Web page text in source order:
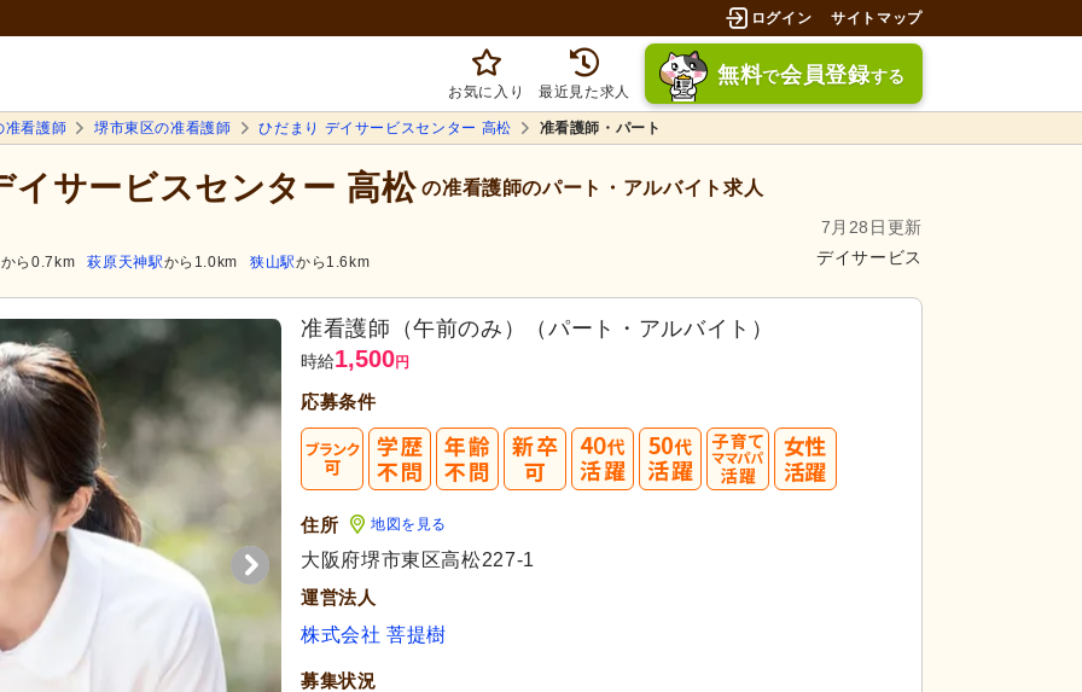
ログイン サイトマップ
お気に入り 最近見た求人
無料で会員登録する
准看護師 堺市東区の准看護師 ひだまり デイサービスセンター 高松 准看護師・パート
イサービスセンター 高松の准看護師のパート・アルバイト求人
7月28日更新
デイサービス
から0.7km 萩原天神駅から1.0km 狭山駅から1.6km
准看護師（午前のみ）（パート・アルバイト）
時給1,500円
応募条件
住所 地図を見る
大阪府堺市東区高松227-1
運営法人
株式会社 菩提樹
募集状況